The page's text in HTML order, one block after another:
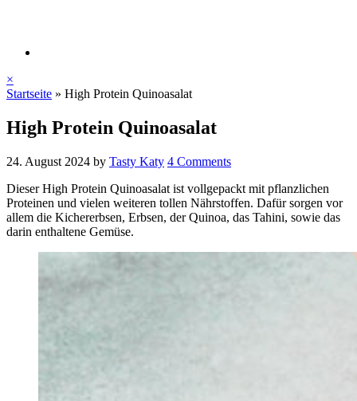
×
Startseite » High Protein Quinoasalat
High Protein Quinoasalat
24. August 2024 by Tasty Katy 4 Comments
Dieser High Protein Quinoasalat ist vollgepackt mit pflanzlichen
Proteinen und vielen weiteren tollen Nährstoffen. Dafür sorgen vor
allem die Kichererbsen, Erbsen, der Quinoa, das Tahini, sowie das
darin enthaltene Gemüse.